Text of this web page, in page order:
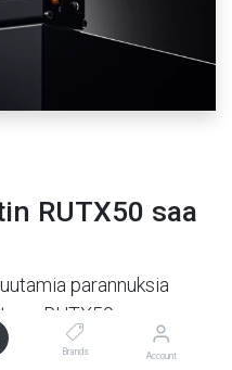
Brands Account
RUTX50 saa
parannuksia
RUTX50
hyvin mutta mikäli